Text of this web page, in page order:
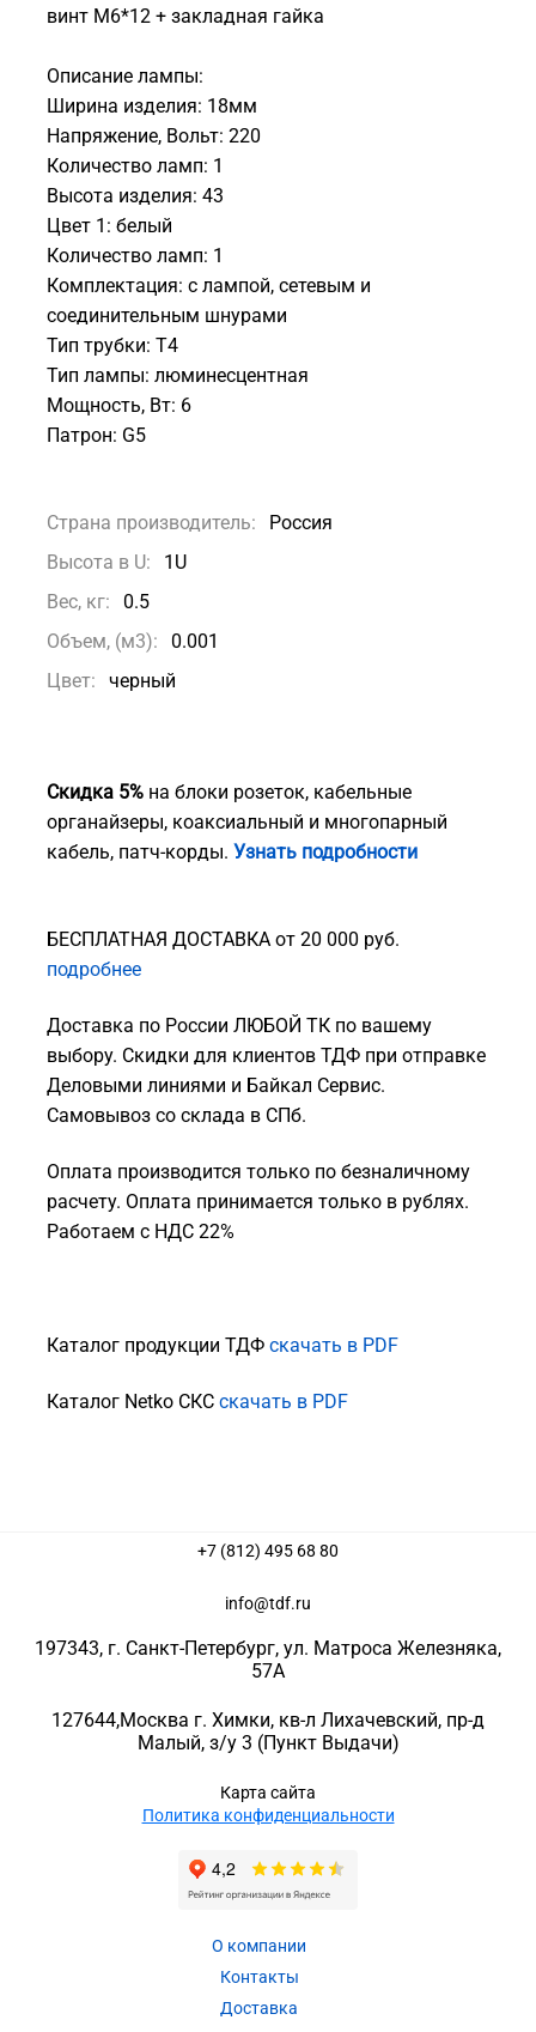
винт M6*12 + закладная гайка
Описание лампы:
Ширина изделия: 18мм
Напряжение, Вольт: 220
Количество ламп: 1
Высота изделия: 43
Цвет 1: белый
Количество ламп: 1
Комплектация: c лампой, сетевым и
соединительным шнурами
Тип трубки: T4
Тип лампы: люминесцентная
Мощность, Вт: 6
Патрон: G5
Страна производитель:
Россия
Высота в U:
1U
Вес, кг:
0.5
Объем, (м3):
0.001
Цвет:
черный
Скидка 5% на блоки розеток, кабельные
органайзеры, коаксиальный и многопарный
кабель, патч-корды. Узнать подробности
БЕСПЛАТНАЯ ДОСТАВКА от 20 000 руб.
подробнее
Доставка по России ЛЮБОЙ ТК по вашему
выбору. Скидки для клиентов ТДФ при отправке
Деловыми линиями и Байкал Сервис.
Самовывоз со склада в СПб.
Оплата производится только по безналичному
расчету. Оплата принимается только в рублях.
Работаем с НДС 22%
Каталог продукции ТДФ скачать в PDF
Каталог Netko СКС скачать в PDF
+7 (812) 495 68 80
info@tdf.ru
197343, г. Санкт-Петербург, ул. Матроса Железняка,
57A
127644,Москва г. Химки, кв-л Лихачевский, пр-д
Малый, з/у 3 (Пункт Выдачи)
Карта сайта
Политика конфиденциальности
О компании
Контакты
Доставка